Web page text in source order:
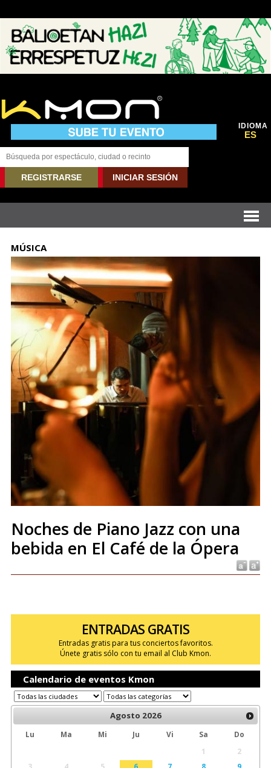
IDIOMA
ES
REGISTRARSE INICIAR SESIÓN
MÚSICA
Noches de Piano Jazz con una
bebida en El Café de la Ópera
ENTRADAS GRATIS
Entradas gratis para tus conciertos favoritos.
Únete gratis sólo con tu email al Club Kmon.
Calendario de eventos Kmon
Agosto 2026
Lu Ma Mi Ju Vi Sa
Do
1
2